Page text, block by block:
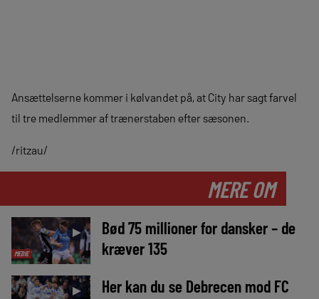
Ansættelserne kommer i kølvandet på, at City har sagt farvel
til tre medlemmer af trænerstaben efter sæsonen.
/ritzau/
MERE OM
MEDIE
►
Bød 75 millioner for dansker – de
kræver 135
►
Her kan du se Debrecen mod FC